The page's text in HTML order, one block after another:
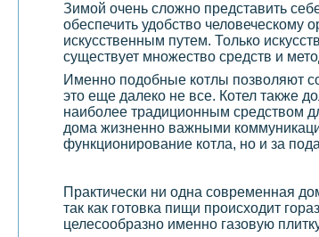
Зимой очень сложно представить
обеспечить удобство человеческому
искусственным путем. Только
существует множество средств и
Именно подобные котлы позволяют
это еще далеко не все. Котел также
наиболее традиционным средством
дома жизненно важными
функционирование котла, но и за
Практически ни одна современная
так как готовка пищи происходит
целесообразно именно газовую